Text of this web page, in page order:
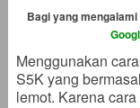
Bagi yang
Menggunakan
S5K yang
lemot. Karena